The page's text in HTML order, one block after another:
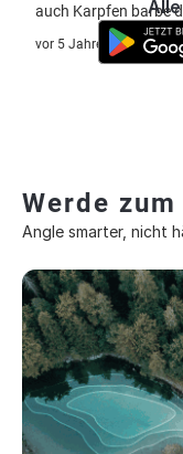
auch Karpfen barbe
vor 5 Jahre
Werde
Angle smarter, nicht